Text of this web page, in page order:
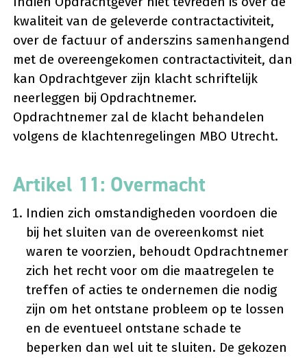
kwaliteit van de geleverde contractactiviteit,
over de factuur of anderszins samenhangend
met de overeengekomen contractactiviteit, dan
kan Opdrachtgever zijn klacht schriftelijk
neerleggen bij Opdrachtnemer.
Opdrachtnemer zal de klacht behandelen
volgens de klachtenregelingen MBO Utrecht.
Artikel 11: Overmacht
Indien zich omstandigheden voordoen die
bij het sluiten van de overeenkomst niet
waren te voorzien, behoudt Opdrachtnemer
zich het recht voor om die maatregelen te
treffen of acties te ondernemen die nodig
zijn om het ontstane probleem op te lossen
en de eventueel ontstane schade te
beperken dan wel uit te sluiten. De gekozen